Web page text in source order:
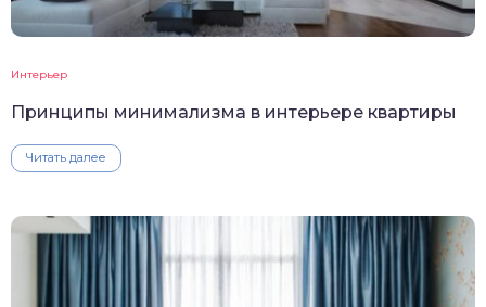
Интерьер
Принципы минимализма в интерьере квартиры
Читать далее